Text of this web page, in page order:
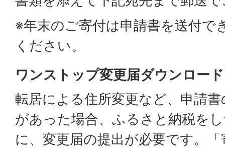
※年末のご寄付は申請書を送付で
ください。
ワンストップ変更届ダウンロード
転居による住所変更など、申請
があった場合、ふるさと納税を
に、変更届の提出が必要です。